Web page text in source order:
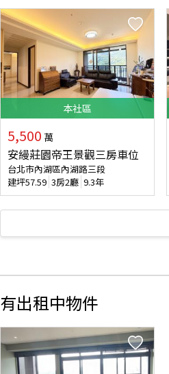
本社區
5,500 萬
安縵莊園帝王景觀三房車位
台北市內湖區內湖路三段
建坪57.59 3房2廳 9.3年
有出租中物件